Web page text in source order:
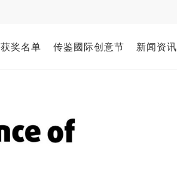
获奖名单 传鉴國际创意节 新闻资讯